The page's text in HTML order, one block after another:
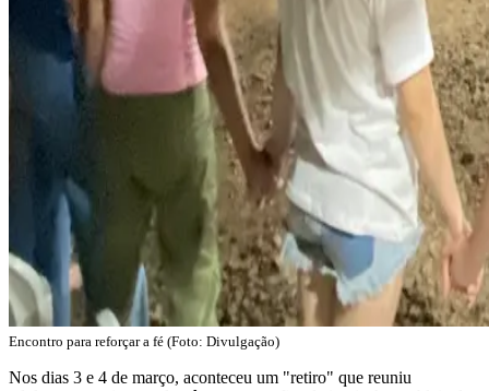
Encontro para reforçar a fé (Foto: Divulgação)
Nos dias 3 e 4 de março, aconteceu um "retiro" que reuniu